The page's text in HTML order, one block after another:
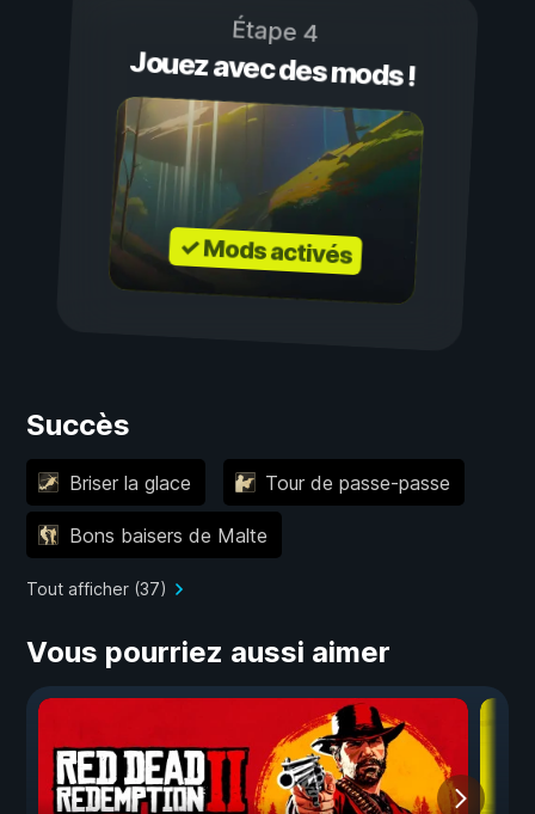
Étape 4
Jouez avec des mods !
✓ Mods activés
Succès
Briser la glace Tour de passe-passe
Bons baisers de Malte
Tout afficher (37)
Vous pourriez aussi aimer